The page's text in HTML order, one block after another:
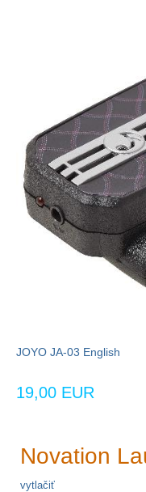
JOYO JA-03 English
19,00 EUR
Novation
vytlačiť